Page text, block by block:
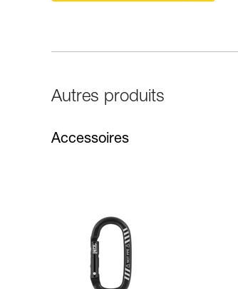
Autres produits
Accessoires